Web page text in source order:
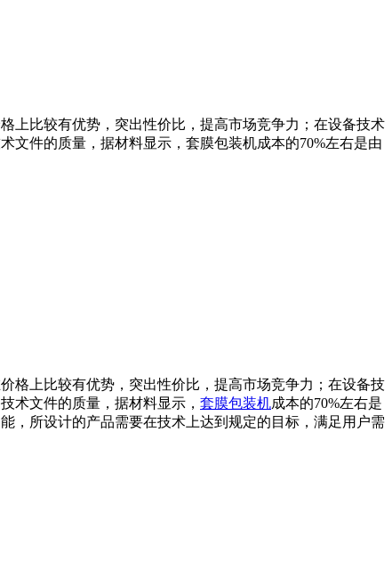
上比较有优势，突出性价比，提高市场竞争力；在设备技术
文件的质量，据材料显示，套膜包装机成本的70%左右是由
格上比较有优势，突出性价比，提高市场竞争力；在设备技
术文件的质量，据材料显示， 套膜包装机成本的70%左右是
，所设计的产品需要在技术上达到规定的目标，满足用户需